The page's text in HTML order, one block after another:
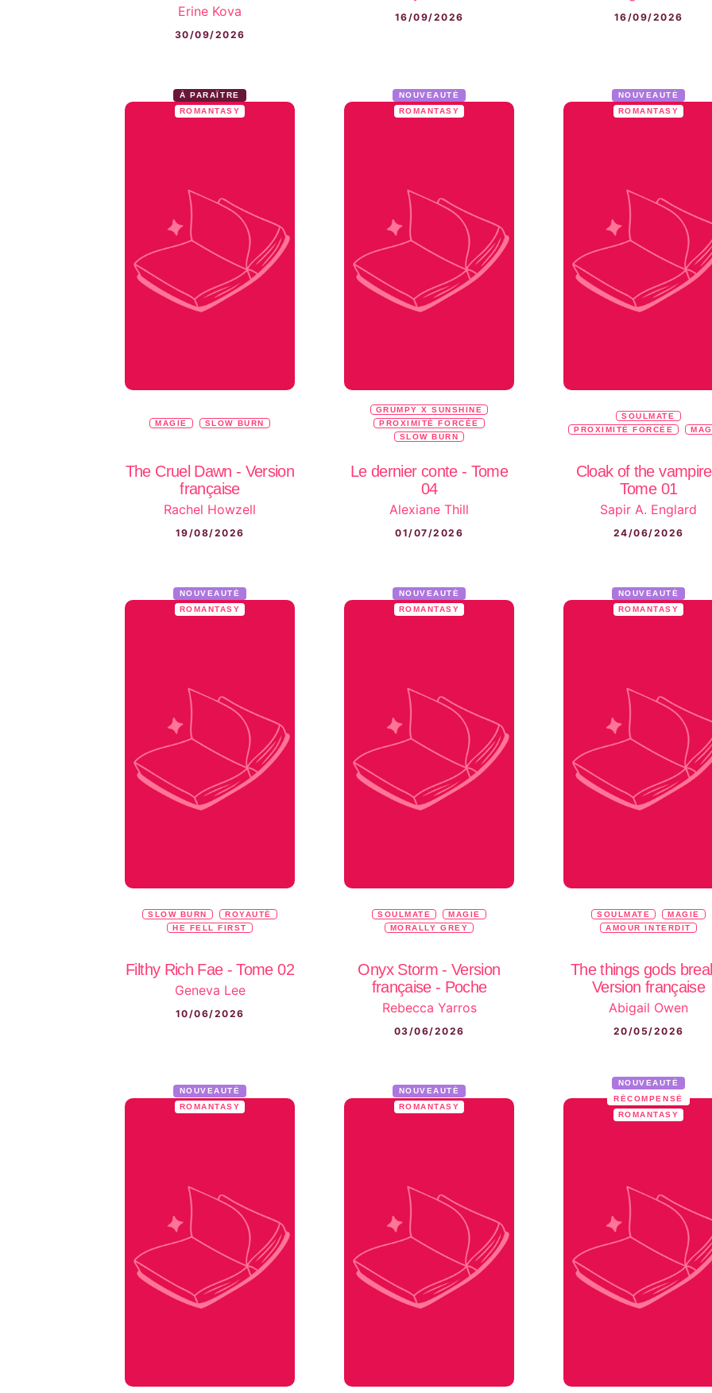
Erine Kova
30/09/2026
16/09/2026 16/09/2026
À PARAÎTRE
ROMANTASY
MAGIE SLOW BURN
The Cruel Dawn - Version
française
Rachel Howzell
19/08/2026
NOUVEAUTÉ
ROMANTASY
GRUMPY X SUNSHINE
PROXIMITÉ FORCÉE
SLOW BURN
Le dernier conte - Tome
04
Alexiane Thill
01/07/2026
NOUVEAUTÉ
ROMANTASY
SOULMATE
PROXIMITÉ FORCÉE
Cloak of the
Tome 01
Sapir A. Englard
24/06/2026
NOUVEAUTÉ
ROMANTASY
SLOW BURN
ROYAUTÉ
HE FELL FIRST
Filthy Rich Fae - Tome 02
Geneva Lee
10/06/2026
NOUVEAUTÉ
ROMANTASY
SOULMATE
MAGIE
MORALLY GREY
Onyx Storm - Version
française - Poche
Rebecca Yarros
03/06/2026
NOUVEAUTÉ
ROMANTASY
SOULMATE
MAGIE
AMOUR INTERDIT
The things gods
Version française
Abigail Owen
20/05/2026
NOUVEAUTÉ
ROMANTASY
NOUVEAUTÉ
ROMANTASY
NOUVEAUTÉ
RÉCOMPENSÉ
ROMANTASY